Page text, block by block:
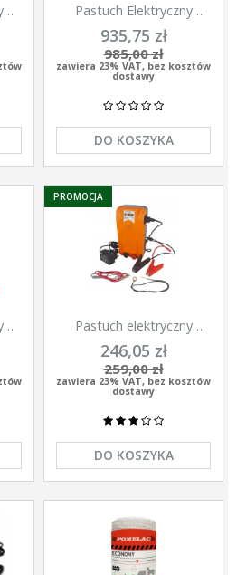
Pastuch Elektryczny
Elektryzator uniwersalny
Pomelac AS-6300 6,3Jula
935,75 zł
985,00 zł
zawiera 23% VAT, bez kosztów
dostawy
DO KOSZYKA
Pastuch elektryczny
elektryzator uniwersalny z
zasilaczem 9/12/230V
Unitra - U1000
246,05 zł
259,00 zł
zawiera 23% VAT, bez kosztów
dostawy
DO KOSZYKA
PROMOCJA